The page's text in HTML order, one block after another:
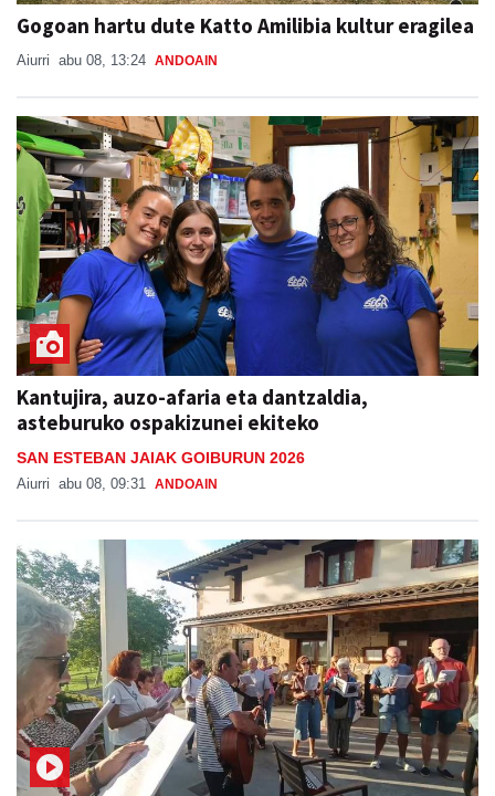
Gogoan hartu dute Katto Amilibia kultur eragilea
Aiurri abu 08, 13:24 ANDOAIN
Kantujira, auzo-afaria eta dantzaldia,
asteburuko ospakizunei ekiteko
SAN ESTEBAN JAIAK GOIBURUN 2026
Aiurri abu 08, 09:31 ANDOAIN